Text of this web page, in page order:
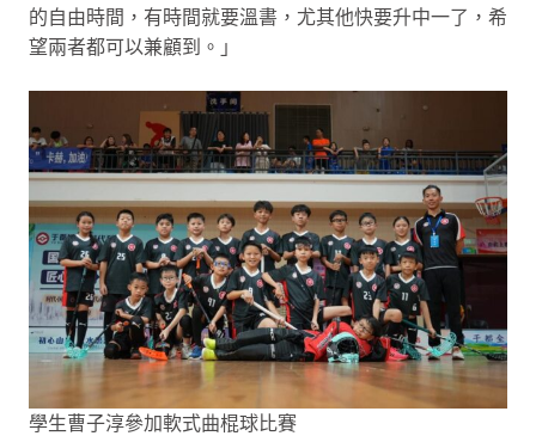
的自由時間，有時間就要溫書，尤其他快要升中一了，希
望兩者都可以兼顧到。」
學生曹子淳參加軟式曲棍球比賽